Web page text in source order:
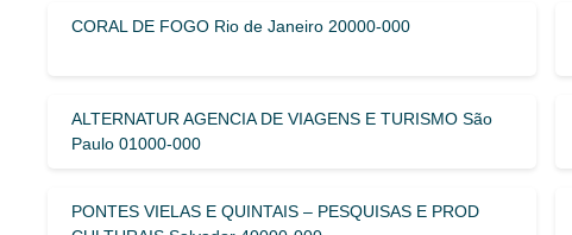
CORAL DE FOGO Rio de Janeiro 20000-000
ALTERNATUR AGENCIA DE VIAGENS E TURISMO São
Paulo 01000-000
PONTES VIELAS E QUINTAIS – PESQUISAS E PROD